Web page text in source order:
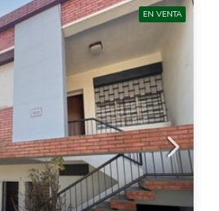
EN VENTA